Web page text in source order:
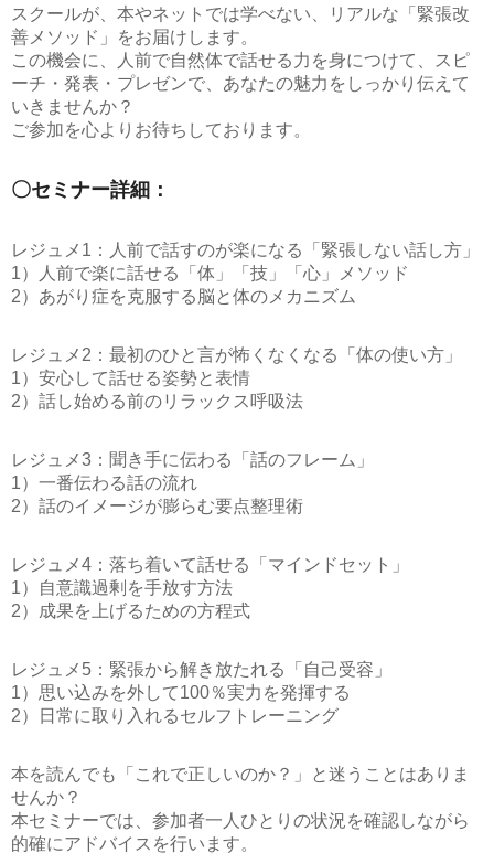
スクールが、本やネットでは学べない、リアルな「緊張改
善メソッド」をお届けします。
この機会に、人前で自然体で話せる力を身につけて、スピ
ーチ・発表・プレゼンで、あなたの魅力をしっかり伝えて
いきませんか？
ご参加を心よりお待ちしております。
〇セミナー詳細：
レジュメ1：人前で話すのが楽になる「緊張しない話し方」
1）人前で楽に話せる「体」「技」「心」メソッド
2）あがり症を克服する脳と体のメカニズム
レジュメ2：最初のひと言が怖くなくなる「体の使い方」
1）安心して話せる姿勢と表情
2）話し始める前のリラックス呼吸法
レジュメ3：聞き手に伝わる「話のフレーム」
1）一番伝わる話の流れ
2）話のイメージが膨らむ要点整理術
レジュメ4：落ち着いて話せる「マインドセット」
1）自意識過剰を手放す方法
2）成果を上げるための方程式
レジュメ5：緊張から解き放たれる「自己受容」
1）思い込みを外して100％実力を発揮する
2）日常に取り入れるセルフトレーニング
本を読んでも「これで正しいのか？」と迷うことはありま
せんか？
本セミナーでは、参加者一人ひとりの状況を確認しながら
的確にアドバイスを行います。